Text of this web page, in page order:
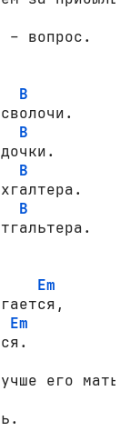
– вопрос.
B
B
B
B
Em
Em